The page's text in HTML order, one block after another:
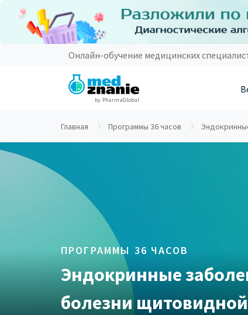
Онлайн-обучение медицинских
by PharmaGlobal
Главная Программы 36 часов
ПРОГРАММЫ 36 ЧАСОВ
Эндокринные
болезни